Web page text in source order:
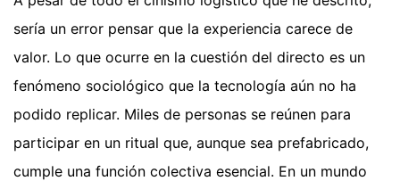
sería un error pensar que la experiencia carece de
valor. Lo que ocurre en la cuestión del directo es un
fenómeno sociológico que la tecnología aún no ha
podido replicar. Miles de personas se reúnen para
participar en un ritual que, aunque sea prefabricado,
cumple una función colectiva esencial. En un mundo